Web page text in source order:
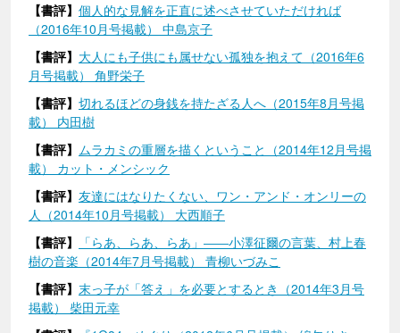
【書評】 個人的な見解を正直に述べさせていただければ
（2016年10月号掲載） 中島京子
【書評】 大人にも子供にも属せない孤独を抱えて（2016年6
月号掲載） 角野栄子
【書評】 切れるほどの身銭を持たざる人へ（2015年8月号掲
載） 内田樹
【書評】 ムラカミの重層を描くということ（2014年12月号掲
載） カット・メンシック
【書評】 友達にはなりたくない、ワン・アンド・オンリーの
人（2014年10月号掲載） 大西順子
【書評】
「らあ、らあ、らあ」――小澤征爾の言葉、村上春
樹の音楽（2014年7月号掲載） 青柳いづみこ
【書評】 末っ子が「答え」を必要とするとき（2014年3月号
掲載） 柴田元幸